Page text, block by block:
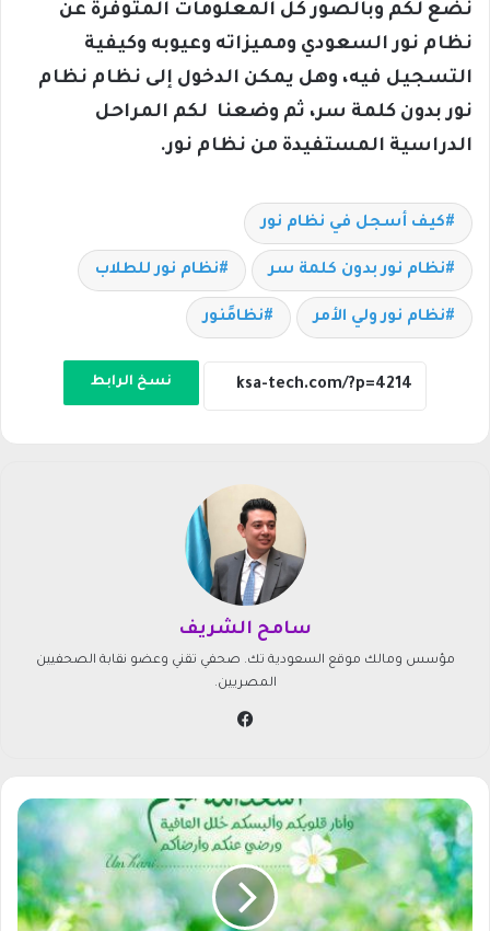
نضع لكم وبالصور كل المعلومات المتوفرة عن
نظام نور السعودي ومميزاته وعيوبه وكيفية
التسجيل فيه، وهل يمكن الدخول إلى نظام نظام
نور بدون كلمة سر، ثم وضعنا لكم المراحل
الدراسية المستفيدة من نظام نور.
كيف أسجل في نظام نور
نظام نور بدون كلمة سر نظام نور للطلاب
نظام نور ولي الأمر نظامًنور
نسخ الرابط
سامح الشريف
مؤسس ومالك موقع السعودية تك. صحفي تقني وعضو نقابة الصحفيين
المصريين.
أ
ف
ض
ل
ص
و